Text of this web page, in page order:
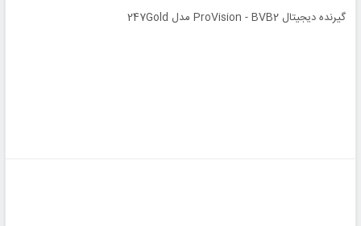
گیرنده دیجیتال ProVision - BVB2 مدل 247Gold